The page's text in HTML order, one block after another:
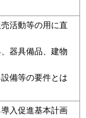
活動等の用に直
器具備品、建物
備等の要件とは
入促進基本計画